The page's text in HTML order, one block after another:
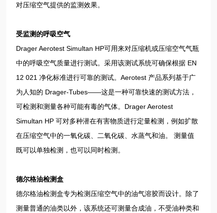
对压缩空气提供的监测效果。
受监测的呼吸空气
Drager Aerotest Simultan HP可用来对压缩机或压缩空气气瓶
中的呼吸空气质量进行测试。采用该测试系统可确保根据 EN
12 021 净化标准进行可靠的测试。Aerotest 产品系列基于广
为人知的 Drager-Tubes——这是一种可靠快速的测试方法，
可检测和测量各种可能有毒的气体。Drager Aerotest
Simultan HP 可对多种潜在有害物质进行定量检测，例如扩散
在压缩空气中的一氧化碳、二氧化碳、水蒸气和油。 测量值
既可以单独检测，也可以同时检测。
德尔格油检测盒
德尔格油检测盒专为检测压缩空气中的油气溶胶而设计。除了
测量普通的油类以外，该系统还可测量合成油，不受油种类和